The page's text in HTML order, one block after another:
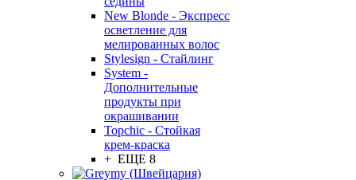
New Blonde - Экспресс
осветление для
мелированных волос
Stylesign - Стайлинг
System -
Дополнительные
продукты при
окрашивании
Topchic - Стойкая
крем-краска
+ ЕЩЕ 8